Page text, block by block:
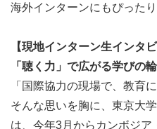
（SALASUSUの学校では、
取り組む「学びの共同体」
づくりを行っています。）
・事業を自分ごととして捉
こと
海外インターンにもぴったり
【現地インターン生インタ
「聴く力」で広がる学びの輪
「国際協力の現場で、教育
そんな思いを胸に、東京大
は、今年3月からカンボジア